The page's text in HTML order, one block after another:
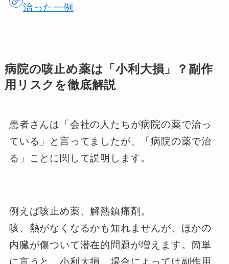
治った一例
病院の咳止め薬は「小利大損」？副作
用リスクを徹底解説
患者さんは「会社の人たちが病院の薬で治っ
ている」と言ってましたが、「病院の薬で治
る」ことに関して説明します。
例えば咳止め薬、解熱鎮痛剤。
咳、熱がなくなるかも知れませんが、ほかの
内臓が傷ついて潜在的問題が増えます。簡単
に言うと、小利大損。場合によっては副作用